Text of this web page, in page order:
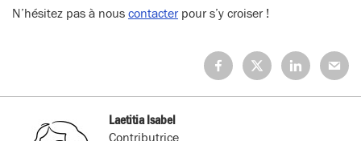
N’hésitez pas à nous contacterpour s’y croiser !
Partagez
sur
Facebook
Partagez
sur
X
Partagez
sur
LinkedIn
sur
Mail
Laetitia Isabel
Contributrice